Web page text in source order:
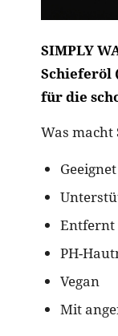
SIMPLY
Schieferöl
für die
Was macht
Entfernt
PH-
Vegan
Mit